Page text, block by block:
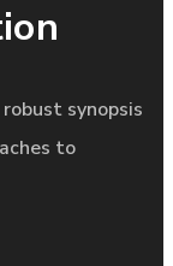
synopsis
to